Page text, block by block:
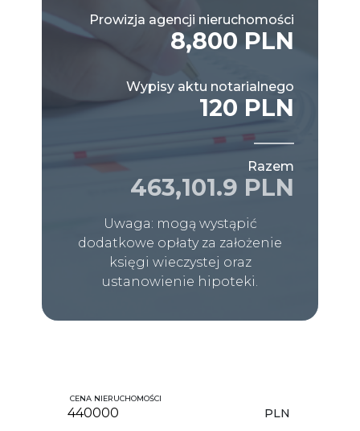
Prowizja agencji nieruchomości
8,800 PLN
Wypisy aktu notarialnego
120 PLN
Razem
463,101.9 PLN
Uwaga: mogą wystąpić
dodatkowe opłaty za założenie
księgi wieczystej oraz
ustanowienie hipoteki.
CENA NIERUCHOMOŚCI
PLN